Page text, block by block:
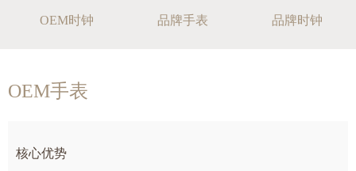
OEM时钟 品牌手表 品牌时钟
OEM手表
核心优势